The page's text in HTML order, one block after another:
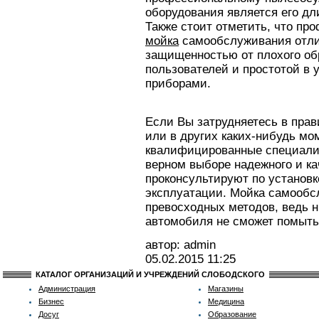
оборудования является его
Также стоит отметить, что
мойкасамообслуживания
защищенностью от плохого
пользователей и простотой
приборами.
Если Вы затрудняетесь в
или в других каких-нибудь
квалифицированные
верном выборе надежного и
проконсультируют по
эксплуатации. Мойка
превосходных методов, ведь
автомобиля не сможет
автор: admin
05.02.2015 11:25
КАТАЛОГ ОРГАНИЗАЦИЙ И УЧРЕЖДЕНИЙ СЛОБОДСКОГО
Администрация
Бизнес
Досуг
Магазины
Медицина
Образование